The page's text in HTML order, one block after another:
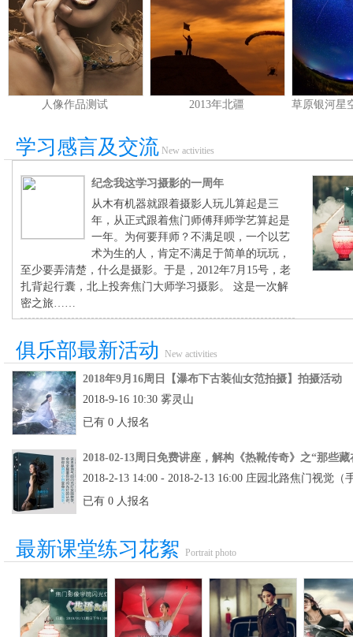
人像作品测试 2013年北疆
学习感言及交流 New activities
纪念我这学习摄影的一周年
从木有机器就跟着摄影人玩儿算起是三
年，从正式跟着焦门师傅拜师学艺算起是
一年。为何要拜师？不满足呗，一个以艺
术为生的人，肯定不满足于简单的玩玩，
至少要弄清楚，什么是摄影。于是，2012年7月15号，老
扎背起行囊，北上投奔焦门大师学习摄影。 这是一次解
密之旅……
俱乐部最新活动 New activities
2018年9月16周日【瀑布下古装仙女范拍摄】拍摄活动
2018-9-16 10:30 雾灵山
已有 0 人报名
2018-02-13周日免费讲座，解构《热靴传奇》之“那些
2018-2-13 14:00 - 2018-2-13 16:00 庄园北路焦门视觉
已有 0 人报名
最新课堂练习花絮 Portrait photo